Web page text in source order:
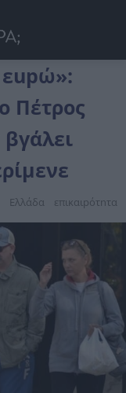
εupώ»:
Πέτρος
Ελλάδα επικαιpότnτα